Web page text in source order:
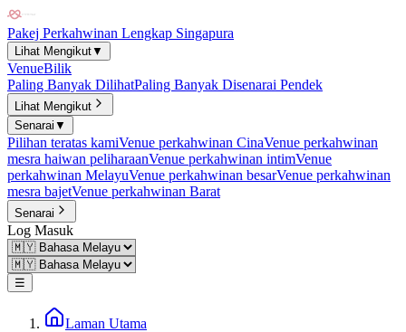
Pakej Perkahwinan Lengkap Singapura
Lihat Mengikut▼
VenueBilik
Paling Banyak DilihatPaling Banyak Disenarai Pendek
Lihat Mengikut
Senarai ▼
Pilihan teratas kamiVenue perkahwinan CinaVenue perkahwinan
mesra haiwan peliharaanVenue perkahwinan intimVenue
perkahwinan MelayuVenue perkahwinan besarVenue perkahwinan
mesra bajetVenue perkahwinan Barat
Senarai
Log Masuk
☰
Laman Utama